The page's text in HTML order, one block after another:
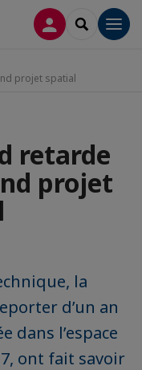
CONNEXION
projet spatial
retarde
projet
la
d’un an
dans l’espace
ont fait savoir